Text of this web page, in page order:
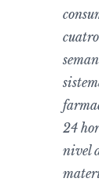
24
nivel